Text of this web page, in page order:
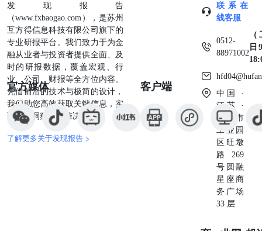
偏好调整的影响。在个股持仓层面，华夏银行（北向持股/自
11.6%，下同）、招商银行（11.3%）、建设银行（10.3%）
（9.4%）等机构的北向资金持股比例相对较高。 资料来源：
海通证券研究 资料来源：Wind，国泰海通证券研究 5.风险提
风险暴露超预期；市场波动明显加剧。 本公司具有中国证监
券投资咨询业务资格 分析师声明 作者具有中国证券业协会
资咨询执业资格或相当的专业胜任能力，保证报告所采用的
合规渠道，分析逻辑基于作者的职业理解，本报告清晰准确
者的研究观点，力求独立、客观和公正，结论不受任何第三
影响，特此声明。 免责声明 本报告仅供国泰海通证券股份有
下简称“本公司”）授权客户使用。本公司不会因接收人收到
其为本公司的当然客户。本报告仅在相关法律许可的情况下
为提供信息而发放，概不构成任何广告。 本报告的信息来源
资料，本公司对该等信息的准确性、完整性或可靠性不作任
报告所载的资料、意见及推测仅反映本公司于发布本报告当
本报告所指的证券或投资标的的价格、价值及投资收入可升
表现不应作为日后的表现依据。在不同时期，本公司可发出
在最新状态。同时，本公司对本报告所含信息可在不发出通
发现报告
（www.fxbaogao.com），是苏州
互方得信息科技有限公司旗下的
专业研报平台。我们致力于为金
融从业者与投资者提供全面、及
时的研报数据，覆盖宏观、行
业、公司、财报等全方位内容。
凭借前沿的技术与极简的设计，
我们助您高效获取关键信息，实
现深度洞察与精准决策。
了解更多关于发现报告 >
官方媒体 客户端
联系在
线客服
0512-
88971002
日
中国 ·
江苏 ·
苏州市
工业园
区旺墩
路269
号圆融
星座商
务广场
33 层